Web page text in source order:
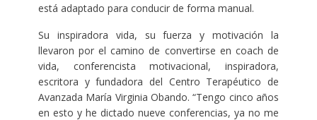
está adaptado para conducir de forma manual.
Su inspiradora vida, su fuerza y motivación la
llevaron por el camino de convertirse en coach de
vida, conferencista motivacional, inspiradora,
escritora y fundadora del Centro Terapéutico de
Avanzada María Virginia Obando. “Tengo cinco años
en esto y he dictado nueve conferencias, ya no me